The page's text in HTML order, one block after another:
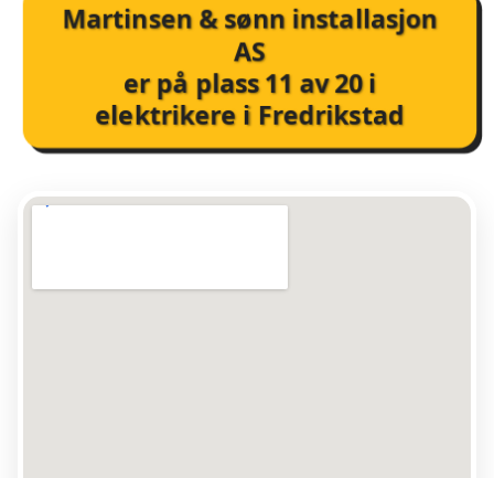
Martinsen & sønn installasjon
AS
er på plass11 av20i
elektrikere i Fredrikstad